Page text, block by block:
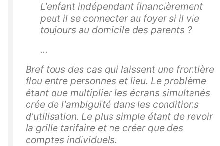
L'enfant indépendant financièrement
peut il se connecter au foyer si il vie
toujours au domicile des parents ?
...
Bref tous des cas qui laissent une frontière
flou entre personnes et lieu. Le problème
étant que multiplier les écrans simultanés
crée de l'ambiguïté dans les conditions
d'utilisation. Le plus simple étant de revoir
la grille tarifaire et ne créer que des
comptes individuels.